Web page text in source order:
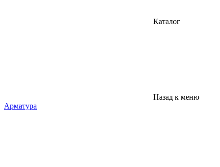
Каталог
Назад к меню
Арматура